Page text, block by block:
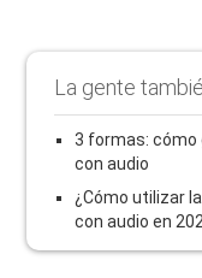
La gente
3 formas: cómo
con audio
¿Cómo utilizar
con audio en